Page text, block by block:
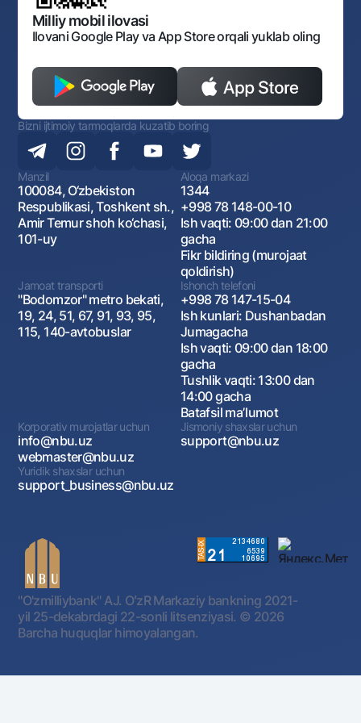
Monopoliyaga qarshi komplaens
Milliy mobil ilovasi
Ilovani Google Play va App Store orqali yuklab oling
Bizni ijtimoiy tarmoqlarda kuzatib boring
Manzil
100084, O‘zbekiston
Respublikasi, Toshkent sh.,
Amir Temur shoh ko‘chasi,
101-uy
Aloqa markazi
1344
+998 78 148-00-10
Ish vaqti: 09:00 dan 21:00
gacha
Fikr bildiring (murojaat
qoldirish)
Jamoat transporti
"Bodomzor" metro bekati,
19, 24, 51, 67, 91, 93, 95,
115, 140-avtobuslar
Ishonch telefoni
+998 78 147-15-04
Ish kunlari: Dushanbadan
Jumagacha
Ish vaqti: 09:00 dan 18:00
gacha
Tushlik vaqti: 13:00 dan
14:00 gacha
Batafsil maʼlumot
Korporativ murojatlar uchun
info@nbu.uz
webmaster@nbu.uz
Jismoniy shaxslar uchun
support@nbu.uz
Yuridik shaxslar uchun
support_business@nbu.uz
"O'zmilliybank" AJ. OʻzR Markaziy bankning 2021-
yil 25-dekabrdagi 22-sonli litsenziyasi. © 2026
Barcha huquqlar himoyalangan.